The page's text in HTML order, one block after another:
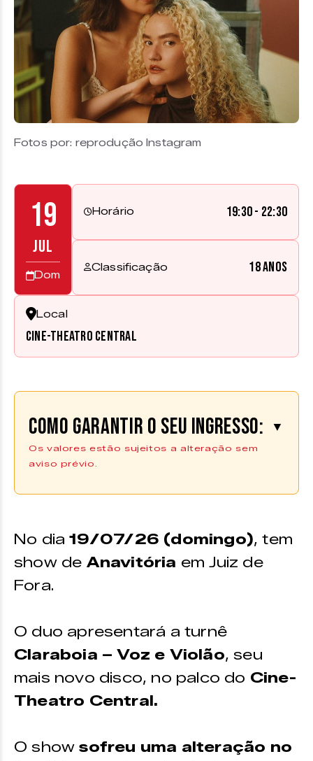
Fotos por: reprodução Instagram
19
JUL
Dom
Horário 19:30 - 22:30
Classificação 18 anos
Local
Cine-Theatro Central
Como garantir o seu ingresso: ▼
Os valores estão sujeitos a alteração sem
aviso prévio.
Comprar Ingresso
na plataformaIngresso Digital.
No dia19/07/26 (domingo), tem
show de Anavitória em Juiz de
Fora.
O duo apresentará a turnê
Claraboia – Voz e Violão, seu
mais novo disco, no palco do Cine-
Theatro Central.
O showsofreu uma alteração no